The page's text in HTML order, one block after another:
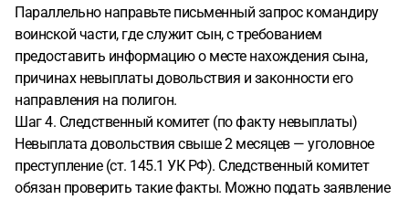
Параллельно направьте письменный запрос командиру
воинской части, где служит сын, с требованием
предоставить информацию о месте нахождения сына,
причинах невыплаты довольствия и законности его
направления на полигон.
Шаг 4. Следственный комитет (по факту невыплаты)
Невыплата довольствия свыше 2 месяцев — уголовное
преступление (ст. 145.1 УК РФ). Следственный комитет
обязан проверить такие факты. Можно подать заявление